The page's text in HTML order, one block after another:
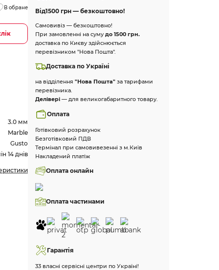
В обране
3.0 мм
Marble
Gusto
14 днів
Від1500 грн — безкоштовно!
Самовивіз — безкоштовно!
При замовленні на суму до 1500 грн.
доставка по Києву здійснюється
перевізником "Нова Пошта".
Доставка по Україні
на відділення "Нова Пошта" за тарифами
перевізника.
Делівері— для великогабаритного товару.
Оплата
Готівковий розрахунок
Безготівковий ПДВ
Термінал при самовивезенні з м.Київ
Накладений платіж
Оплата онлайн
Оплата частинами
Гарантія
33 власні сервісні центри по Україні!